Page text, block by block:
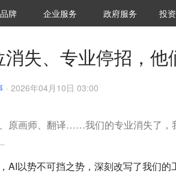
牌 36Kr研究院
企业服务 城市之窗
政府服务 VClub
投资机
投
消失、专业停招，他
· 2026年04月10日 03:00
原画师、翻译……我们的专业消失了，
AI以势不可挡之势，深刻改写了我们的